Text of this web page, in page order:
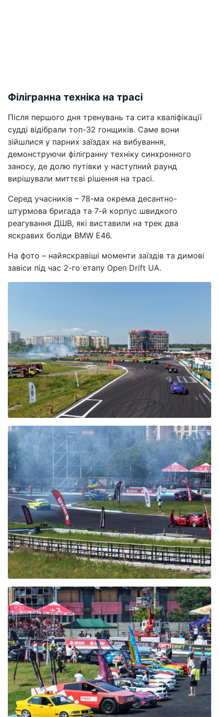
Філігранна техніка на трасі
Після першого дня тренувань та сита кваліфікації
судді відібрали топ-32 гонщиків. Саме вони
зійшлися у парних заїздах на вибування,
демонструючи філігранну техніку синхронного
заносу, де долю путівки у наступний раунд
вирішували миттєві рішення на трасі.
Серед учасників – 78-ма окрема десантно-
штурмова бригада та 7-й корпус швидкого
реагування ДШВ, які виставили на трек два
яскравих боліди BMW E46.
На фото – найяскравіші моменти заїздів та димові
завіси під час 2-го етапу Open Drift UA.